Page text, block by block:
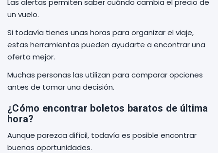
Las alertas permiten saber cuándo cambia el precio de
un vuelo.
Si todavía tienes unas horas para organizar el viaje,
estas herramientas pueden ayudarte a encontrar una
oferta mejor.
Muchas personas las utilizan para comparar opciones
antes de tomar una decisión.
¿Cómo encontrar boletos baratos de última
hora?
Aunque parezca difícil, todavía es posible encontrar
buenas oportunidades.